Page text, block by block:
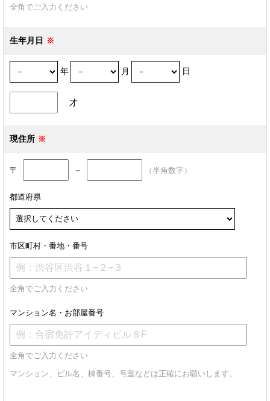
全角でご入力ください
生年月日
年 月 日
才
現住所
〒 － （半角数字）
都道府県
市区町村・番地・番号
全角でご入力ください
マンション名・お部屋番号
全角でご入力ください
マンション、ビル名、棟番号、号室などは正確にお願いします。